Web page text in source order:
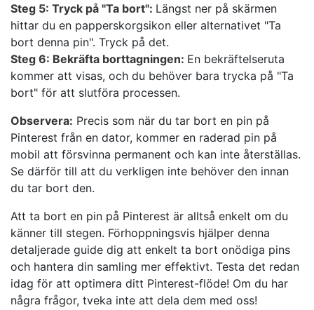
Steg 5: Tryck på "Ta bort": Längst ner på skärmen
hittar du en papperskorgsikon eller alternativet "Ta
bort denna pin". Tryck på det.
Steg 6: Bekräfta borttagningen: En bekräftelseruta
kommer att visas, och du behöver bara trycka på "Ta
bort" för att slutföra processen.
Observera: Precis som när du tar bort en pin på
Pinterest från en dator, kommer en raderad pin på
mobil att försvinna permanent och kan inte återställas.
Se därför till att du verkligen inte behöver den innan
du tar bort den.
Att ta bort en pin på Pinterest är alltså enkelt om du
känner till stegen. Förhoppningsvis hjälper denna
detaljerade guide dig att enkelt ta bort onödiga pins
och hantera din samling mer effektivt. Testa det redan
idag för att optimera ditt Pinterest-flöde! Om du har
några frågor, tveka inte att dela dem med oss!